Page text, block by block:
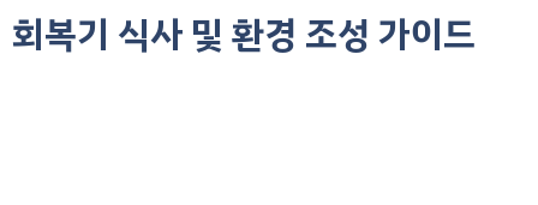
회복기 식사 및 환경 조성 가이드